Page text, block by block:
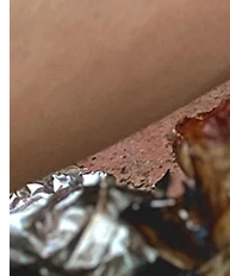
原始野炊盛宴
去Camp成日自己煮或者